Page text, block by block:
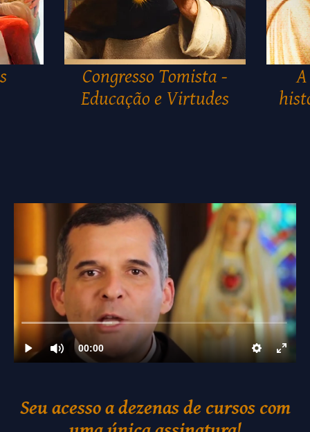
Congresso Tomista -
Educação e Virtudes
Seu acesso a dezenas de cursos com